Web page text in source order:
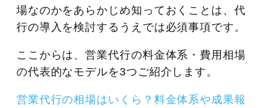
場なのかをあらかじめ知っておくことは、代
行の導入を検討するうえでは必須事項です。
ここからは、営業代行の料金体系・費用相場
の代表的なモデルを3つご紹介します。
営業代行の相場はいくら？料金体系や成果報